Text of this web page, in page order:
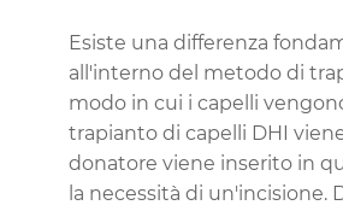
Esiste una differenza
all'interno del metodo di
modo in cui i capelli
trapianto di capelli DHI
donatore viene inserito in
la necessità di